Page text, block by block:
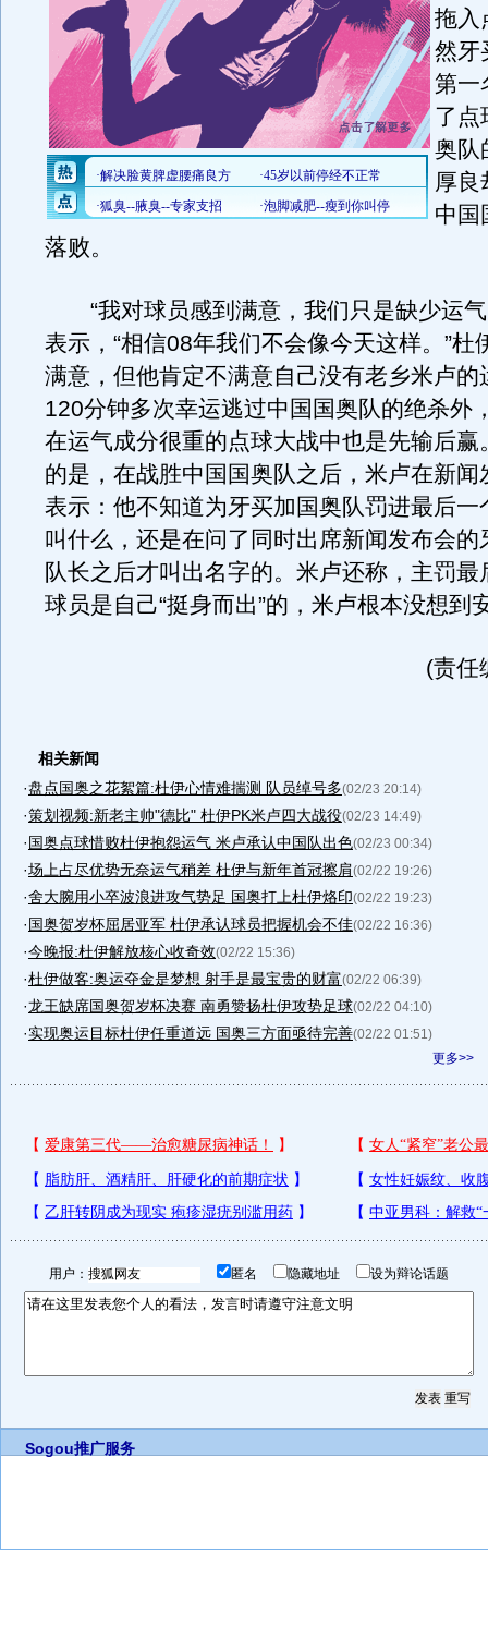
拖入
然牙
第一
了点
奥队
厚良
中国
落败。
“我对球员感到满意，我们只是缺少运气
表示，“相信08年我们不会像今天这样。”杜
满意，但他肯定不满意自己没有老乡米卢的
120分钟多次幸运逃过中国国奥队的绝杀外
在运气成分很重的点球大战中也是先输后赢
的是，在战胜中国国奥队之后，米卢在新闻
表示：他不知道为牙买加国奥队罚进最后一
叫什么，还是在问了同时出席新闻发布会的
队长之后才叫出名字的。米卢还称，主罚最
球员是自己“挺身而出”的，米卢根本没想到
(责任
相关新闻
·盘点国奥之花絮篇:杜伊心情难揣测 队员绰号多(02/23 20:14)
·策划视频:新老主帅"德比" 杜伊PK米卢四大战役(02/23 14:49)
·国奥点球惜败杜伊抱怨运气 米卢承认中国队出色(02/23 00:34)
·场上占尽优势无奈运气稍差 杜伊与新年首冠擦肩(02/22 19:26)
·舍大腕用小卒波浪进攻气势足 国奥打上杜伊烙印(02/22 19:23)
·国奥贺岁杯屈居亚军 杜伊承认球员把握机会不佳(02/22 16:36)
·今晚报:杜伊解放核心收奇效(02/22 15:36)
·杜伊做客:奥运夺金是梦想 射手是最宝贵的财富(02/22 06:39)
·龙王缺席国奥贺岁杯决赛 南勇赞扬杜伊攻势足球(02/22 04:10)
·实现奥运目标杜伊任重道远 国奥三方面亟待完善(02/22 01:51)
更多>>
用户： 匿名 隐藏地址 设为辩论话题
Sogou推广服务